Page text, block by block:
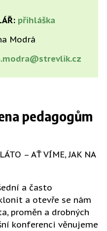
přihláška
Modrá
pedagogům
– AŤ VÍME, JAK NA
a často
a otevře se nám
proměn a drobných
konferenci věnujeme